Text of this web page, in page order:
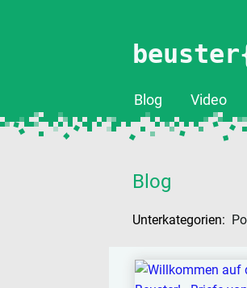
Blog Video
Blog
Unterkategorien: